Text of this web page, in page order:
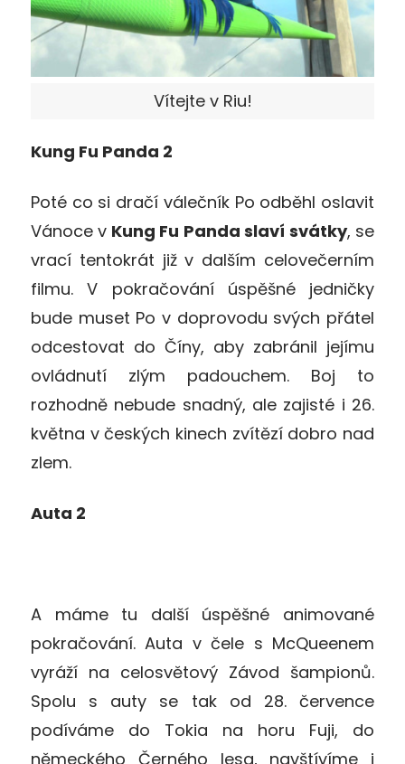
Vítejte v Riu!
Kung Fu Panda 2
Poté co si dračí válečník Po odběhl oslavit
Vánoce v Kung Fu Panda slaví svátky, se
vrací tentokrát již v dalším celovečerním
filmu. V pokračování úspěšné jedničky
bude muset Po v doprovodu svých přátel
odcestovat do Číny, aby zabránil jejímu
ovládnutí zlým padouchem. Boj to
rozhodně nebude snadný, ale zajisté i 26.
května v českých kinech zvítězí dobro nad
zlem.
Auta 2
A máme tu další úspěšné animované
pokračování. Auta v čele s McQueenem
vyráží na celosvětový Závod šampionů.
Spolu s auty se tak od 28. července
podíváme do Tokia na horu Fuji, do
německého Černého lesa, navštívíme i